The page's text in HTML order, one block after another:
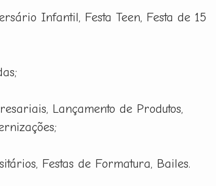
Infantil, Festa Teen, Festa de 15
Lançamento de Produtos,
Festas de Formatura, Bailes.